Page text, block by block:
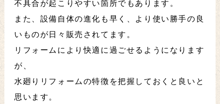
不具合が起こりやすい箇所でもあります。
また、設備自体の進化も早く、より使い勝手の良
いものが日々販売されてます。
リフォームにより快適に過ごせるようになります
が、
水廻りリフォームの特徴を把握しておくと良いと
思います。